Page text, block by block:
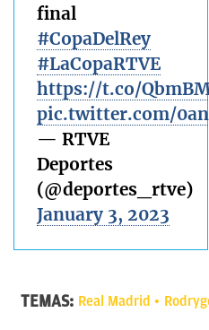
final
#CopaDelRey
#LaCopaRTVE
https://t.co/
pic.twitter.com/
— RTVE
Deportes
(@deportes_rtve)
January 3, 2023
TEMAS: Real Madrid